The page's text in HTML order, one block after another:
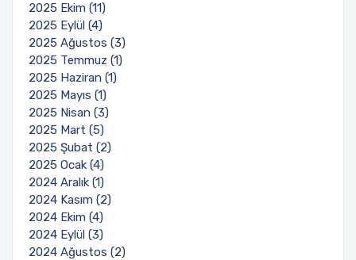
2025 Ekim (11)
2025 Eylül (4)
2025 Ağustos (3)
2025 Temmuz (1)
2025 Haziran (1)
2025 Mayıs (1)
2025 Nisan (3)
2025 Mart (5)
2025 Şubat (2)
2025 Ocak (4)
2024 Aralık (1)
2024 Kasım (2)
2024 Ekim (4)
2024 Eylül (3)
2024 Ağustos (2)